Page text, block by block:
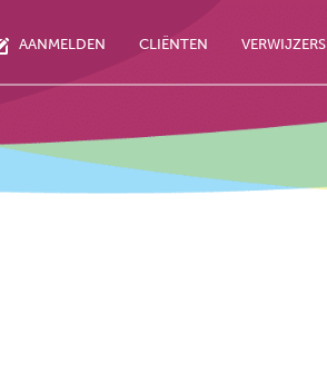
AANMELDEN CLIËNTEN VERWIJZERS